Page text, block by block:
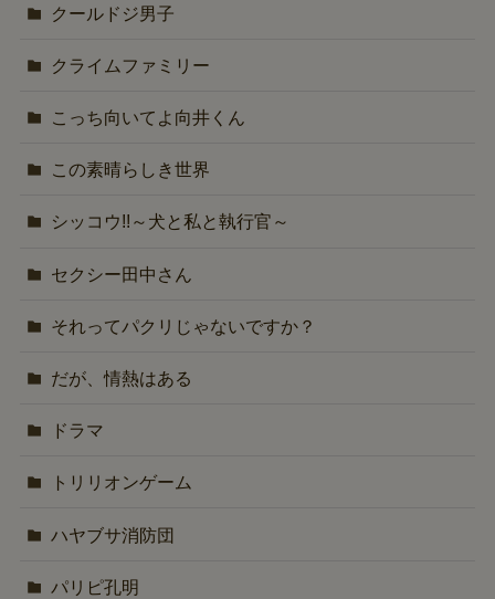
クールドジ男子
クライムファミリー
こっち向いてよ向井くん
この素晴らしき世界
シッコウ!!～犬と私と執行官～
セクシー田中さん
それってパクリじゃないですか？
だが、情熱はある
ドラマ
トリリオンゲーム
ハヤブサ消防団
パリピ孔明